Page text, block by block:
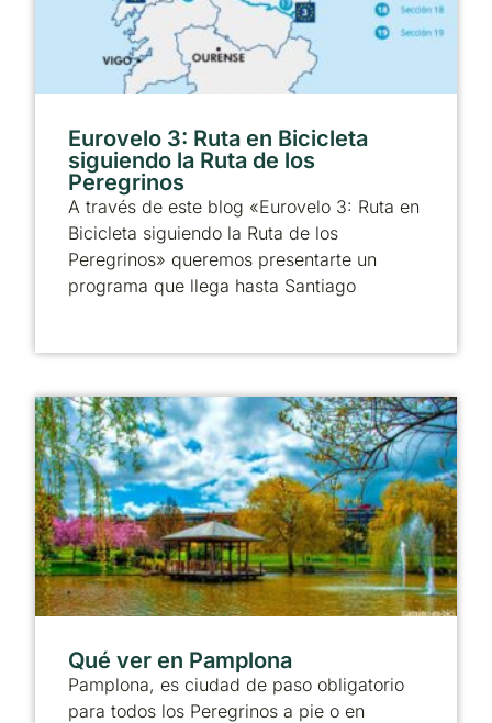
Eurovelo 3: Ruta en Bicicleta
siguiendo la Ruta de los
Peregrinos
A través de este blog «Eurovelo 3: Ruta en
Bicicleta siguiendo la Ruta de los
Peregrinos» queremos presentarte un
programa que llega hasta Santiago
Qué ver en Pamplona
Pamplona, es ciudad de paso obligatorio
para todos los Peregrinos a pie o en